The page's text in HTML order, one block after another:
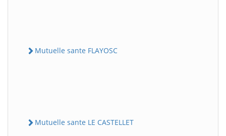
Mutuelle sante FLAYOSC
Mutuelle sante LE CASTELLET